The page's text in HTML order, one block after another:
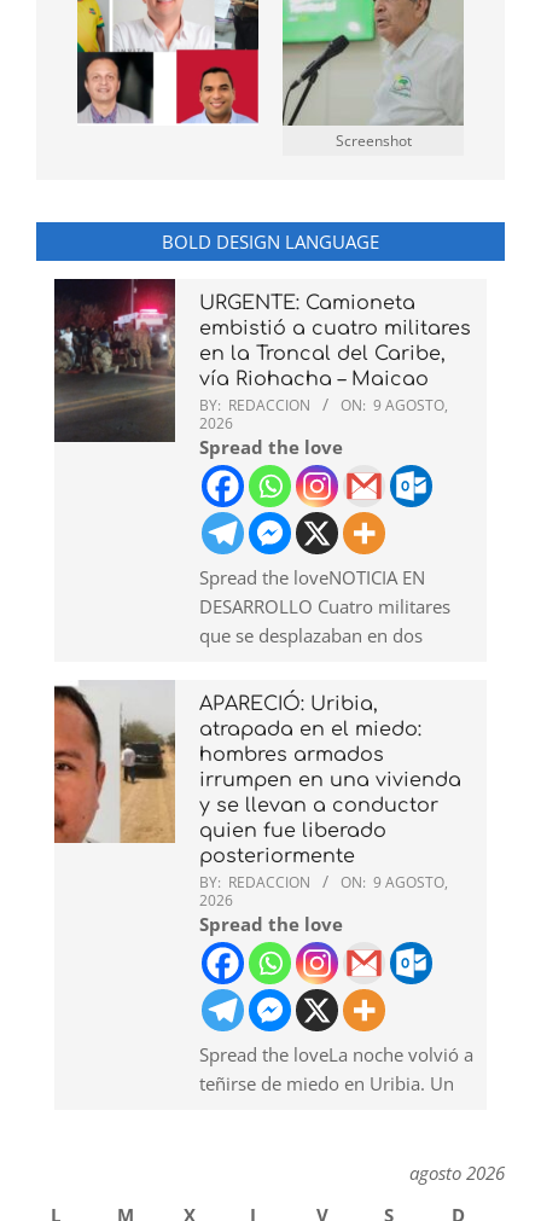
Screenshot
BOLD DESIGN LANGUAGE
URGENTE: Camioneta
embistió a cuatro militares
en la Troncal del Caribe,
vía Riohacha – Maicao
BY: REDACCION ON: 9 AGOSTO,
2026
Spread the love
Spread the loveNOTICIA EN
DESARROLLO Cuatro militares
que se desplazaban en dos
APARECIÓ: Uribia,
atrapada en el miedo:
hombres armados
irrumpen en una vivienda
y se llevan a conductor
quien fue liberado
posteriormente
BY: REDACCION ON: 9 AGOSTO,
2026
Spread the love
Spread the loveLa noche volvió a
teñirse de miedo en Uribia. Un
agosto 2026
L
M X J V S
D